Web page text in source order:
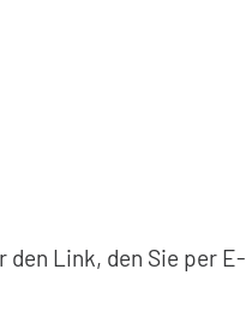
Link, den Sie per E-